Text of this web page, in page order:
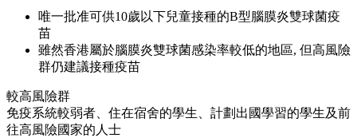
唯一批准可供10歲以下兒童接種的B型腦膜炎雙球菌疫
苗
雖然香港屬於腦膜炎雙球菌感染率較低的地區, 但高風險
群仍建議接種疫苗
較高風險群
免疫系統較弱者、住在宿舍的學生、計劃出國學習的學生及前
往高風險國家的人士